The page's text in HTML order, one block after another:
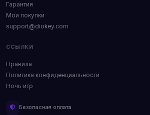
Гарантия
Мои покупки
support@diokey.com
ССЫЛКИ
Правила
Политика конфиденциальности
Ночь игр
Безопасная оплата